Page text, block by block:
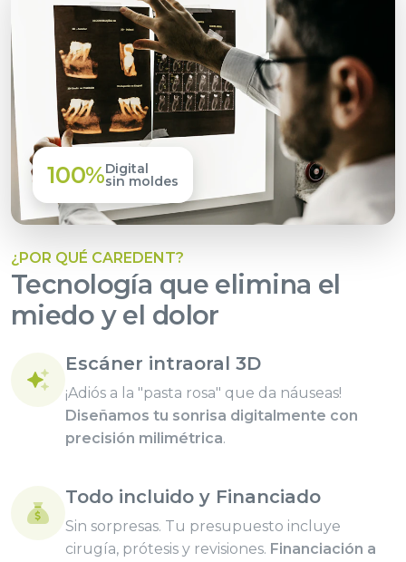
100%Digital
sin moldes
¿POR QUÉ CAREDENT?
Tecnología que elimina el
miedo y el dolor
Escáner intraoral 3D
¡Adiós a la "pasta rosa" que da náuseas!
Diseñamos tu sonrisa digitalmente con
precisión milimétrica.
Todo incluido y Financiado
Sin sorpresas. Tu presupuesto incluye
cirugía, prótesis y revisiones. Financiación a